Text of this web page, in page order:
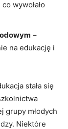
wywołało
–
na edukację i
stała się
grupy młodych
Niektóre